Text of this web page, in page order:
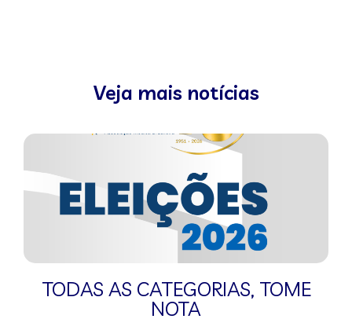
Veja mais notícias
TODAS AS CATEGORIAS, TOME
NOTA